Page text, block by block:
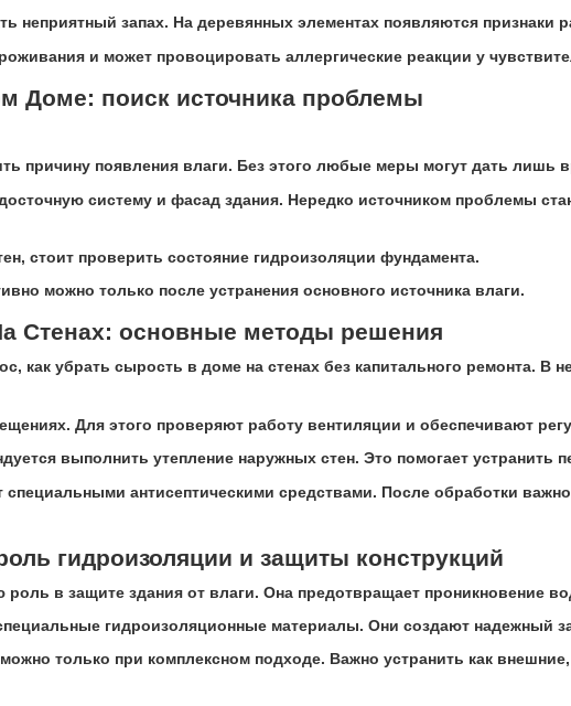
неприятный запах. На деревянных элементах появляются признаки
и может провоцировать аллергические реакции у
Доме: поиск источника проблемы
причину появления влаги. Без этого любые меры могут дать лишь
систему и фасад здания. Нередко источником проблемы
стоит проверить состояние гидроизоляции фундамента.
можно только после устранения основного источника влаги.
Стенах: основные методы решения
как убрать сырость в доме на стенах без капитального ремонта. В
Для этого проверяют работу вентиляции и обеспечивают
выполнить утепление наружных стен. Это помогает устранить
антисептическими средствами. После обработки
гидроизоляции и защиты конструкций
роль в защите здания от влаги. Она предотвращает проникновение
гидроизоляционные материалы. Они создают надежный
только при комплексном подходе. Важно устранить как внешние,